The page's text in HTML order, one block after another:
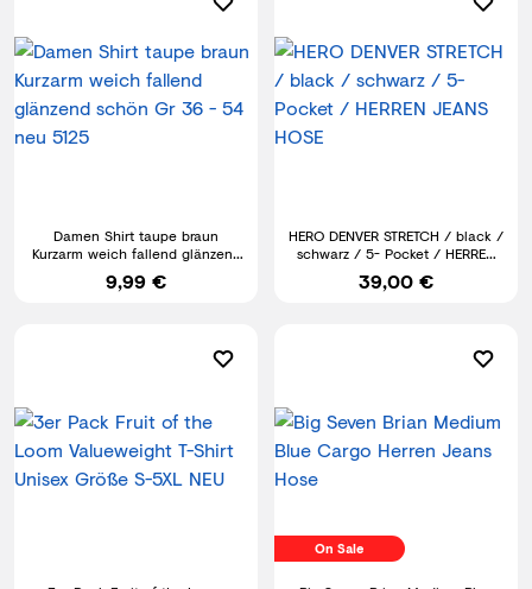
Damen Shirt taupe braun
Kurzarm weich fallend glänzend
schön Gr 36 - 54 neu 5125
9,99 €
HERO DENVER STRETCH / black /
schwarz / 5- Pocket / HERREN
JEANS HOSE
39,00 €
On Sale